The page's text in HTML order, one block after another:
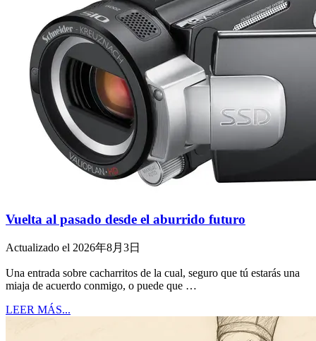
Vuelta al pasado desde el aburrido futuro
Actualizado el 2026年8月3日
Una entrada sobre cacharritos de la cual, seguro que tú estarás una
miaja de acuerdo conmigo, o puede que …
LEER MÁS...